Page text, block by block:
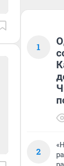
1
2